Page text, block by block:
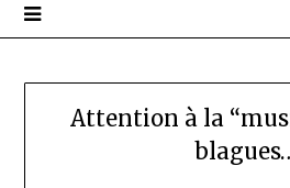
Attention à la